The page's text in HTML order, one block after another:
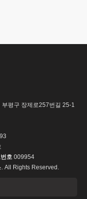
부평구 장제로257번길 25-1
호 009954
All Rights Reserved.